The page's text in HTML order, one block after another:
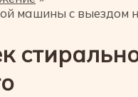
машины с выездом